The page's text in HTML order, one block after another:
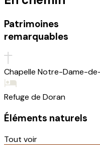
Patrimoines
remarquables
Chapelle Notre-Dame-
Refuge de Doran
Éléments naturels
Tout voir